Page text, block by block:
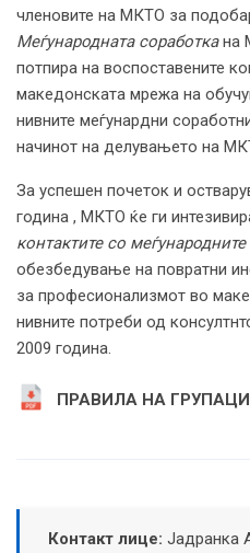
членовите на МКТО за
Меѓународната соработкана
потпира на воспоставените
македонската мрежа на
нивните меѓунардни
начинот на делувањето на
За успешен почеток и
година , МКТО ќе ги
контактите со
обезбедување на повратни
за професионализмот во
нивните потреби од
2009 година.
ПРАВИЛА НА
Контакт лице: Јадранка